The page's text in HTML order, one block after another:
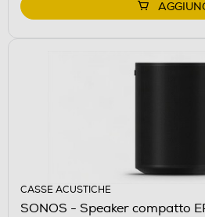
CASSE ACUSTICHE
SONOS - Speaker compatto